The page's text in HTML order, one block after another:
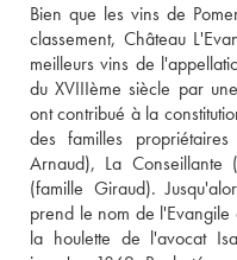
Bien que les vins de
classement, Château
meilleurs vins de
du XVIIIème siècle par
ont contribué à la
des familles
Arnaud), La Conseillante
(famille Giraud).
prend le nom de l'Evangile
la houlette de l'avocat